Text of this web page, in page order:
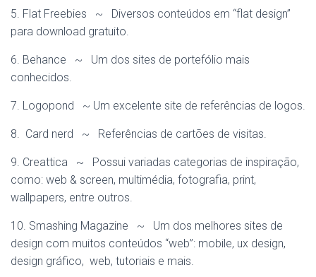
5. Flat Freebies ~ Diversos conteúdos em “flat design”
para download gratuito.
6. Behance ~ Um dos sites de portefólio mais
conhecidos.
7. Logopond ~ Um excelente site de referências de logos.
8. Card nerd ~ Referências de cartões de visitas.
9. Creattica ~ Possui variadas categorias de inspiração,
como: web & screen, multimédia, fotografia, print,
wallpapers, entre outros.
10. Smashing Magazine ~ Um dos melhores sites de
design com muitos conteúdos “web”: mobile, ux design,
design gráfico, web, tutoriais e mais.